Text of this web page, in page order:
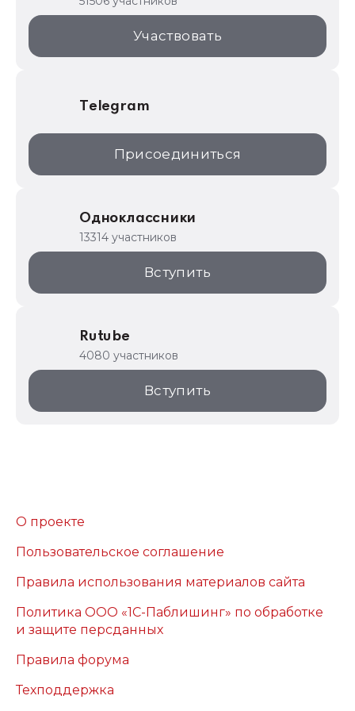
1С:Торговая площадка
Участвовать
Telegram
Присоединиться
Одноклассники
13314 участников
Вступить
Rutube
4080 участников
Вступить
О проекте
Пользовательское соглашение
Правила использования материалов сайта
Политика ООО «1С-Паблишинг» по обработке
и защите персданных
Правила форума
Техподдержка